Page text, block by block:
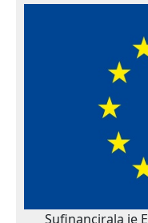
Sufinancirala je